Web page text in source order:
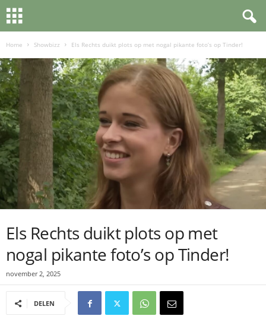
Home Showbizz Els Rechts duikt plots op met nogal pikante foto’s op Tinder!
Els Rechts duikt plots op met
nogal pikante foto’s op Tinder!
november 2, 2025
DELEN